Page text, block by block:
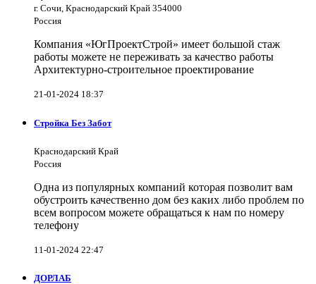
г. Сочи, Краснодарский Край 354000
Россия
Компания «ЮгПроектСтрой» имеет большой стаж
работы можете не переживать за качество работы
Архитектурно-строительное проектирование
21-01-2024 18:37
Стройка Без Забот
Краснодарский Край
Россия
Одна из популярных компаний которая позволит вам
обустроить качественно дом без каких либо проблем по
всем вопросом можете обращаться к нам по номеру
телефону
11-01-2024 22:47
ДОРЛАБ